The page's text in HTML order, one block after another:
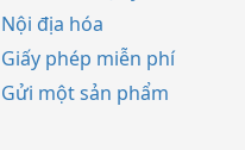
Nội địa hóa
Giấy phép miễn phí
Gửi một sản phẩm